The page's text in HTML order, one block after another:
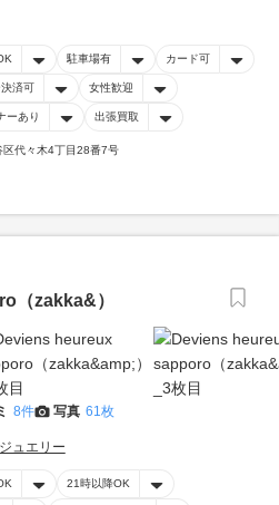
駐車場有 カード可
済可 女性歓迎
ーあり 出張買取
区代々木4丁目28番7号
（zakka&）
8件 写真 61枚
ュエリー
21時以降OK